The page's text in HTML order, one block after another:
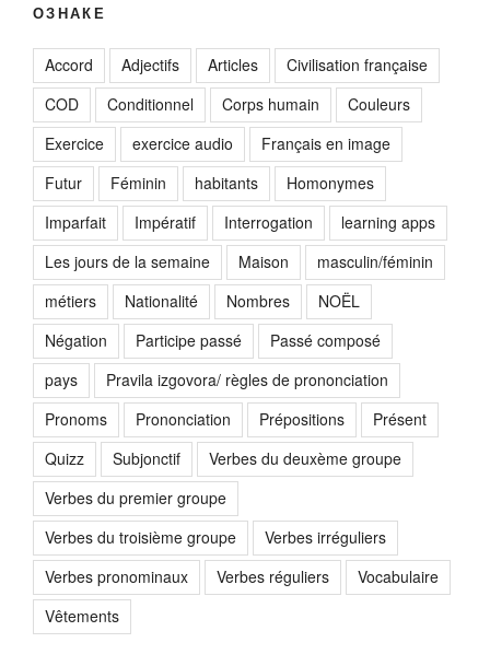
ОЗНАКЕ
Accord Adjectifs Articles
Civilisation française
COD
Conditionnel Corps humain
Couleurs
Exercice
exercice audio
Français en image
Futur
Féminin habitants
Homonymes
Imparfait
Impératif Interrogation
learning apps
Les jours de la semaine
Maison
masculin/féminin
métiers
Nationalité Nombres
NOËL
Négation
Participe passé
Passé composé
pays
Pravila izgovora/ règles de prononciation
Pronoms
Prononciation Prépositions
Présent
Quizz
Subjonctif
Verbes du deuxème groupe
Verbes du premier groupe
Verbes du troisième groupe
Verbes irréguliers
Verbes pronominaux
Verbes réguliers
Vocabulaire
Vêtements